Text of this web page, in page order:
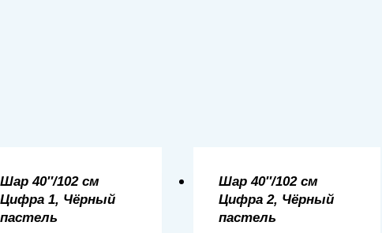
Шар 40″/102 см
Цифра 1, Чёрный
пастель
Шар 40″/102 см
Цифра 2, Чёрный
пастель